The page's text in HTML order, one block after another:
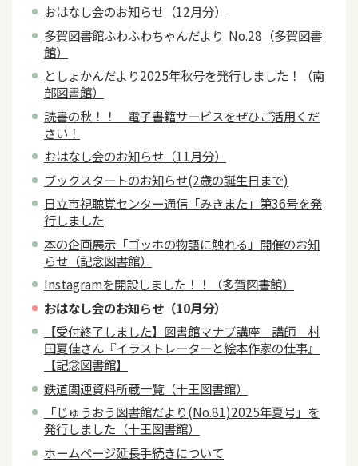
おはなし会のお知らせ（12月分）
多賀図書館ふわふわちゃんだより No.28（多賀図書
館）
としょかんだより2025年秋号を発行しました！（南
部図書館）
読書の秋！！ 電子書籍サービスをぜひご活用くだ
さい！
おはなし会のお知らせ（11月分）
ブックスタートのお知らせ(2歳の誕生日まで)
日立市視聴覚センター通信「みきまた」第36号を発
行しました
本の企画展示「ゴッホの物語に触れる」開催のお知
らせ（記念図書館）
Instagramを開設しました！！（多賀図書館）
おはなし会のお知らせ（10月分）
【受付終了しました】図書館マナブ講座 講師 村
田夏佳さん『イラストレーターと絵本作家の仕事』
【記念図書館】
鉄道関連資料所蔵一覧（十王図書館）
「じゅうおう図書館だより(No.81)2025年夏号」を
発行しました（十王図書館）
ホームページ延長手続きについて